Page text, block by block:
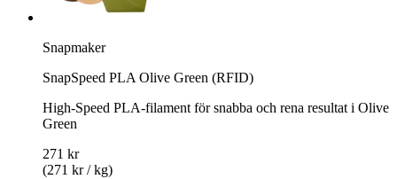
Snapmaker
SnapSpeed PLA Olive Green (RFID)
High-Speed PLA-filament för snabba och rena resultat i Olive
Green
271 kr
(271 kr / kg)